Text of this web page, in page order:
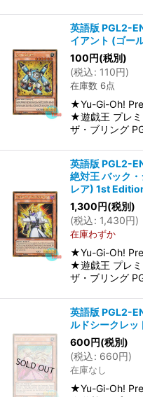
英語版 PGL2-
イアント (ゴー
100円(税別)
(税込: 110円)
在庫数 6点
★Yu-Gi-Oh!
★遊戯王 プレミ
ザ・ブリング
英語版 PGL2-
絶対王 バック
レア) 1st
1,300円(税別)
(税込: 1,430円)
在庫わずか
★Yu-Gi-Oh!
★遊戯王 プレミ
ザ・ブリング
英語版 PGL2-
ルドシークレ
600円(税別)
(税込: 660円)
在庫なし
★Yu-Gi-Oh!